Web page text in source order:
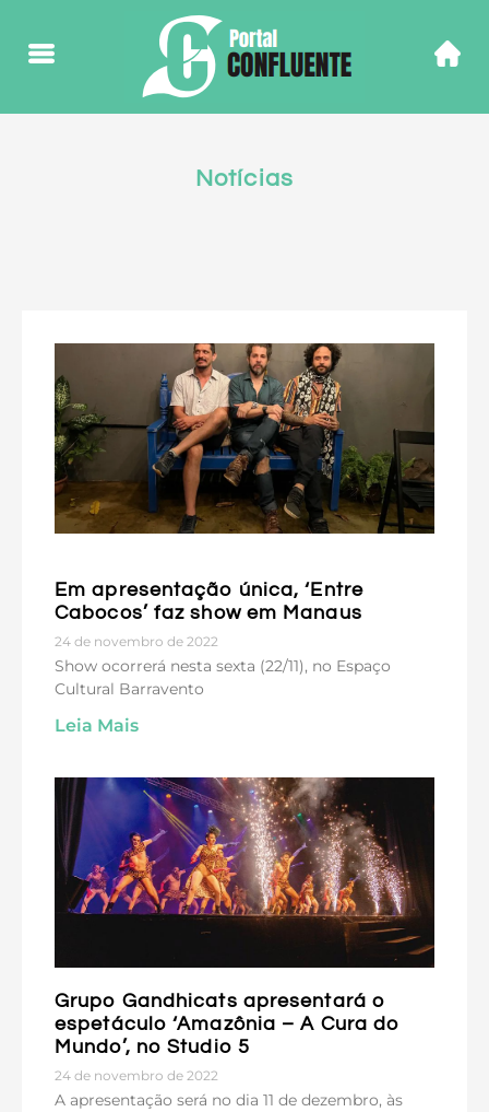
Notícias
Em apresentação única, ‘Entre
Cabocos’ faz show em Manaus
24 de novembro de 2022
Show ocorrerá nesta sexta (22/11), no Espaço
Cultural Barravento
Leia Mais
Grupo Gandhicats apresentará o
espetáculo ‘Amazônia – A Cura do
Mundo’, no Studio 5
24 de novembro de 2022
A apresentação será no dia 11 de dezembro, às